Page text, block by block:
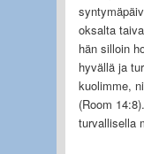
oksalta
hän silloin
hyvällä ja
kuolimme,
(Room
turvallisella